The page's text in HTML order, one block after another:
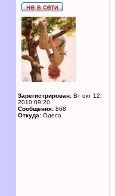
Зарегистрирован: Вт окт 12,
2010 09:20
Сообщения: 868
Откуда: Одеса